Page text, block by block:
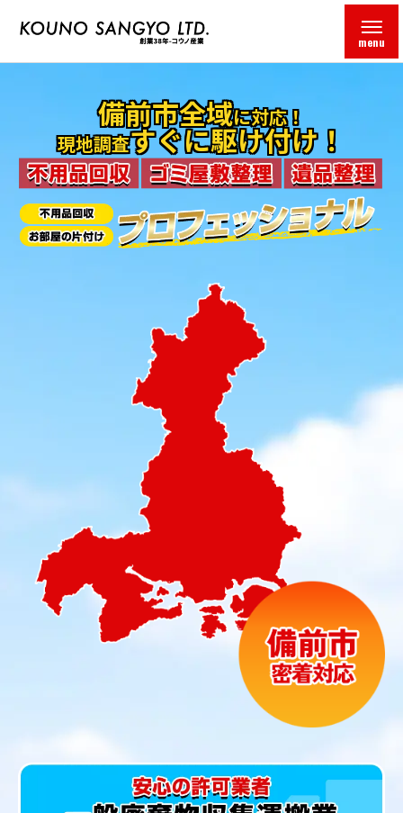
menu
備前市全域に対応！
現地調査すぐに駆け付け！